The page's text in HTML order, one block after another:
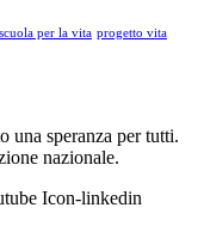
per la vita progetto vita
una speranza per tutti.
nazionale.
Icon-linkedin